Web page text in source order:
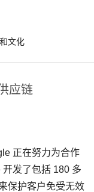
文化
应链
正在努力为合作
发了包括 180 多
保护客户免受无效